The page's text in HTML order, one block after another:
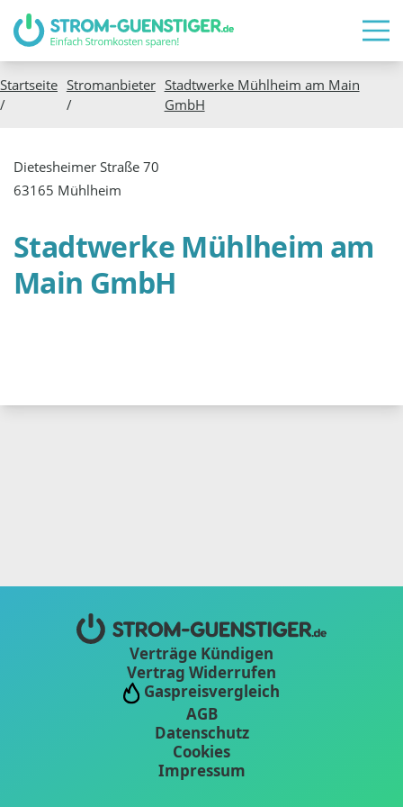
Startseite
/
Stromanbieter
/
Stadtwerke Mühlheim am Main
GmbH
Stadtwerke Mühlheim am
Main GmbH
Dietesheimer Straße 70
63165 Mühlheim
Verträge Kündigen
Vertrag Widerrufen
Gaspreisvergleich
AGB
Datenschutz
Cookies
Impressum